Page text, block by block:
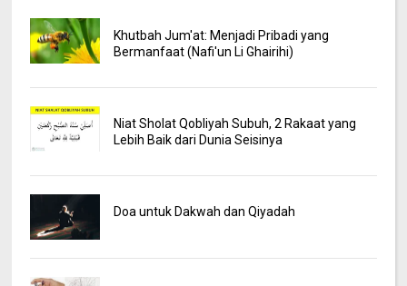
Khutbah Jum'at: Menjadi Pribadi yang
Bermanfaat (Nafi'un Li Ghairihi)
Niat Sholat Qobliyah Subuh, 2 Rakaat yang
Lebih Baik dari Dunia Seisinya
Doa untuk Dakwah dan Qiyadah